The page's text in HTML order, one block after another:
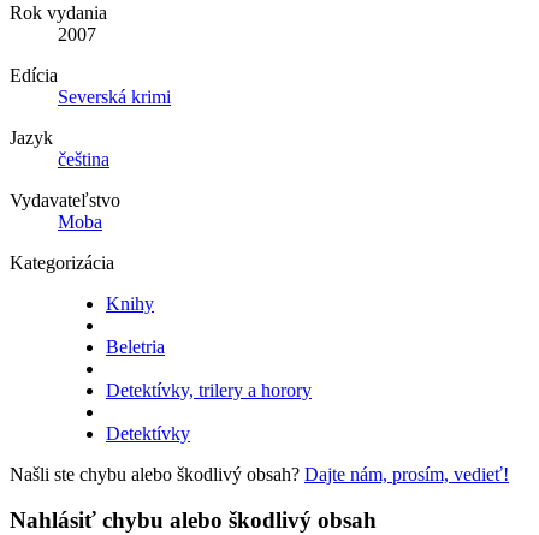
Rok vydania
2007
Edícia
Severská krimi
Jazyk
čeština
Vydavateľstvo
Moba
Kategorizácia
Knihy
Beletria
Detektívky, trilery a horory
Detektívky
Našli ste chybu alebo škodlivý obsah? Dajte nám, prosím, vedieť!
Nahlásiť chybu alebo škodlivý obsah